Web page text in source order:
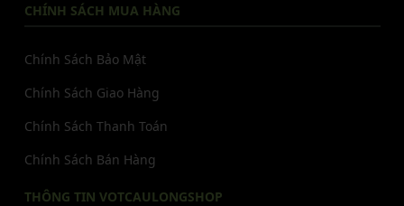
CHÍNH SÁCH MUA HÀNG
Chính Sách Bảo Mật
Chính Sách Giao Hàng
Chính Sách Thanh Toán
Chính Sách Bán Hàng
THÔNG TIN VOTCAULONGSHOP